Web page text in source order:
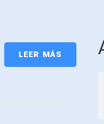
LEER MÁS